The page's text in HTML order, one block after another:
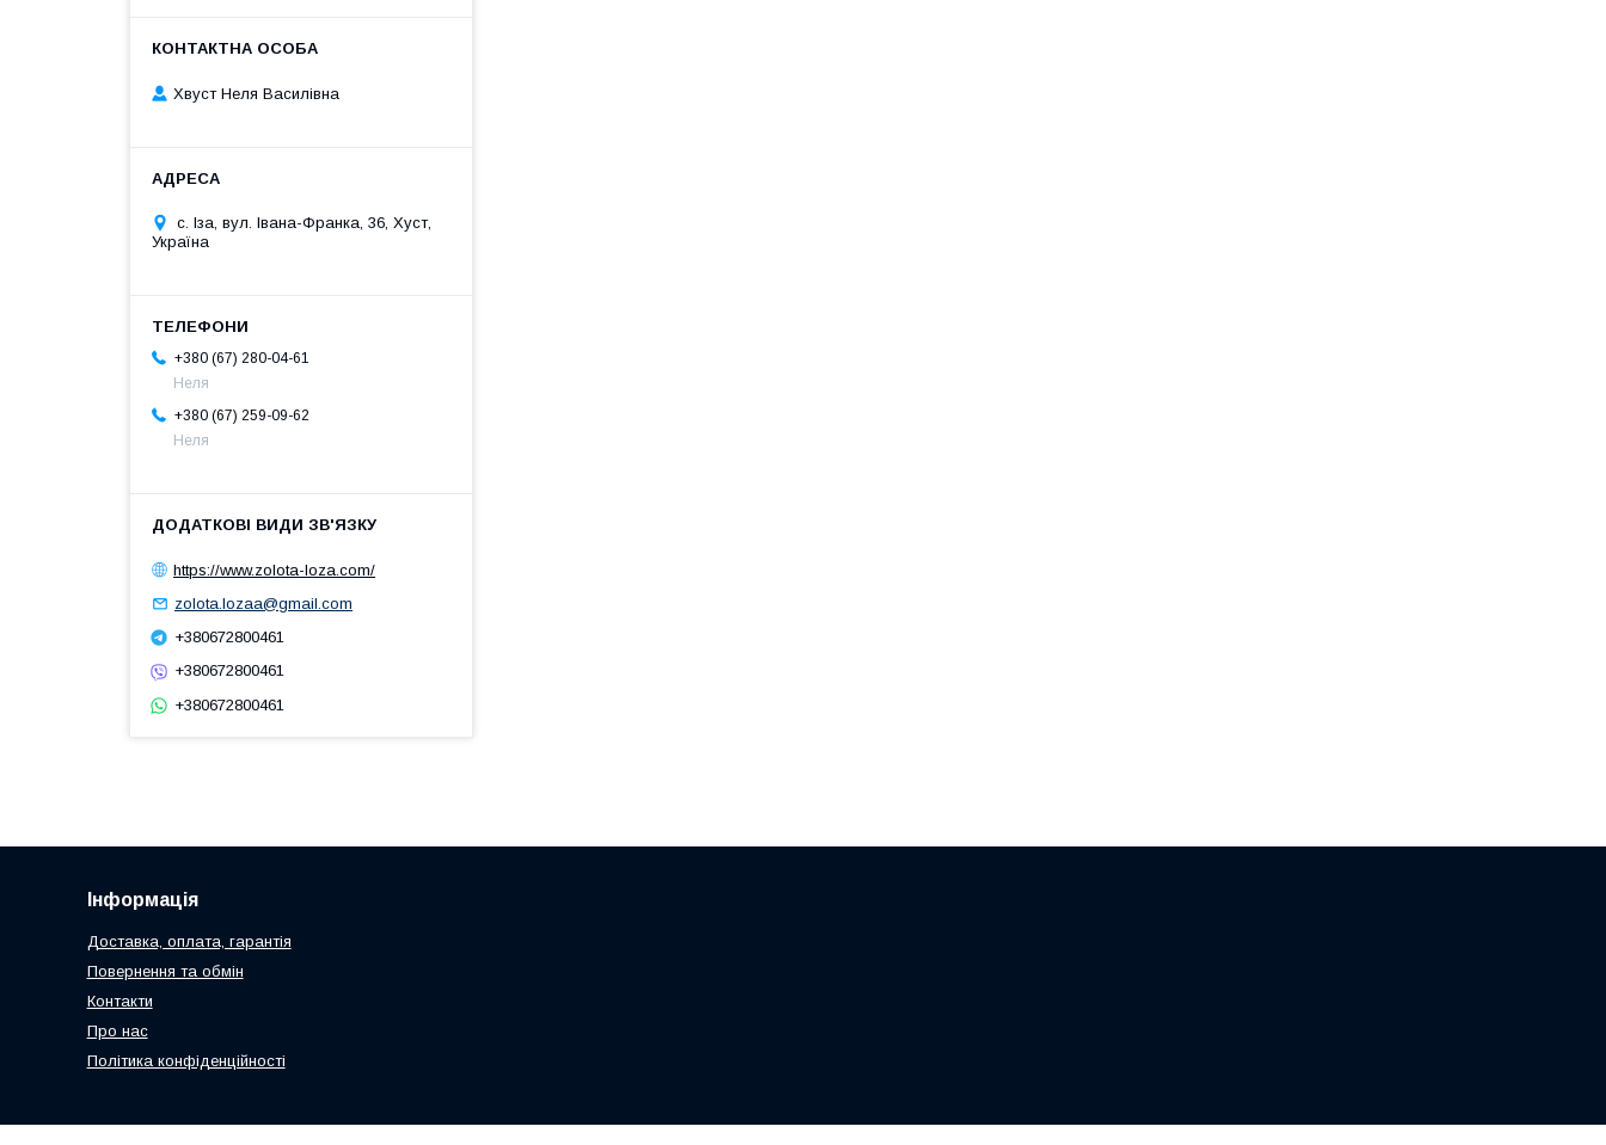
Хвуст Неля Василівна
с. Іза, вул. Івана-Франка, 36, Хуст,
Україна
+380 (67) 280-04-61
Неля
+380 (67) 259-09-62
Неля
https://www.zolota-loza.com/
zolota.lozaa@gmail.com
+380672800461
+380672800461
+380672800461
Інформація
Доставка, оплата, гарантія
Повернення та обмін
Контакти
Про нас
Політика конфіденційності